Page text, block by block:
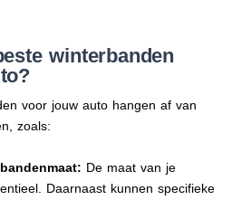
winterbanden
voor jouw auto hangen af van
zoals:
De maat van je
Daarnaast kunnen specifieke